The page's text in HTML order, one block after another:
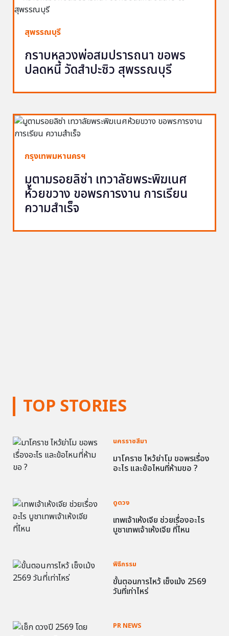
TOP STORIES
นครราชสีมา
มาโคราช ไหว้ย่าโม ขอพรเรื่อง
อะไร และข้อไหนที่ห้ามขอ ?
ดูดวง
เทพเจ้าเห้งเจีย ช่วยเรื่องอะไร
บูชาเทพเจ้าเห้งเจีย ที่ไหน
พิธีกรรม
ขั้นตอนการไหว้ เช็งเม้ง 2569
วันที่เท่าไหร่
PR NEWS
สุพรรณบุรี
กราบหลวงพ่อสมปรารถนา ขอพร
ปลดหนี้ วัดสำปะซิว สุพรรณบุรี
กรุงเทพมหานครฯ
มูตามรอยลิซ่า เทวาลัยพระพิฆเนศ
ห้วยขวาง ขอพรการงาน การเรียน
ความสำเร็จ